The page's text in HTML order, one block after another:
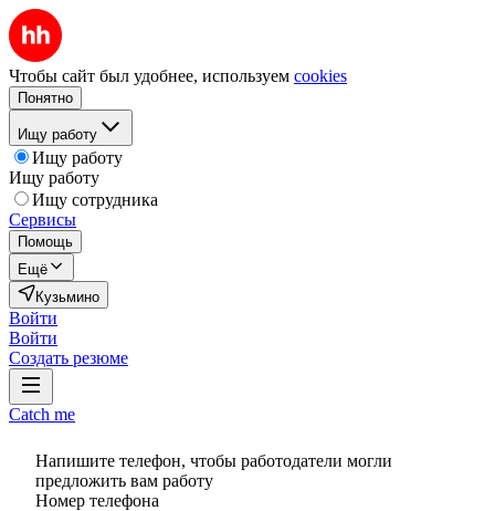
Чтобы сайт был удобнее, используем cookies
Понятно
Ищу работу
Ищу работу
Ищу работу
Ищу сотрудника
Сервисы
Помощь
Ещё
Кузьмино
Войти
Войти
Создать резюме
Catch me
Напишите телефон, чтобы работодатели могли
предложить вам работу
Номер телефона